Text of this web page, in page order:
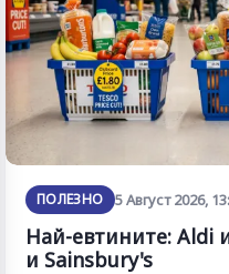
ПОЛЕЗНО 5 Август 2026,
Най-евтините: Aldi
и Sainsbury's